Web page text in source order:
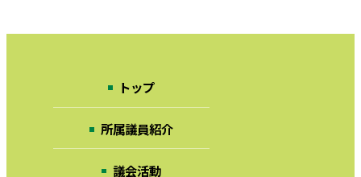
トップ
所属議員紹介
議会活動